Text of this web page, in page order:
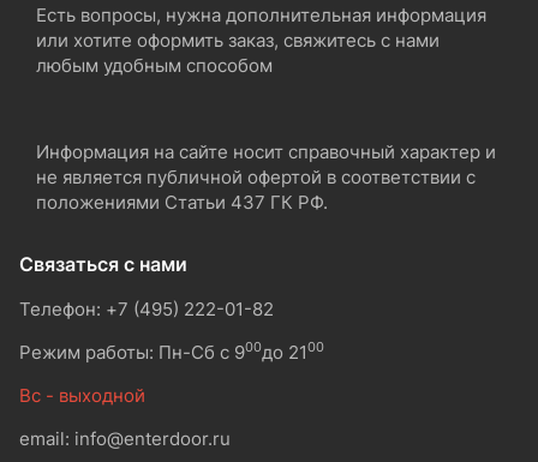
Есть вопросы, нужна дополнительная информация
или хотите оформить заказ, свяжитесь с нами
любым удобным способом
Информация на сайте носит справочный характер и
не является публичной офертой в соответствии с
положениями Статьи 437 ГК РФ.
Связаться с нами
Телефон: +7 (495) 222-01-82
Режим работы: Пн-Сб с 900до 2100
Вс - выходной
email: info@enterdoor.ru